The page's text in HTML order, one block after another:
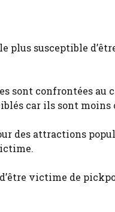
plus susceptible
sont confrontées
car ils sont
des attractions
victime de